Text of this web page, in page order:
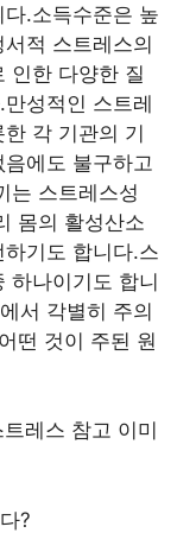
.소득수준은 높
적 스트레스의
인한 다양한 질
성적인 스트레
각 기관의 기
에도 불구하고
는 스트레스성
몸의 활성산소
기도 합니다.스
하나이기도 합니
서 각별히 주의
떤 것이 주된 원
?